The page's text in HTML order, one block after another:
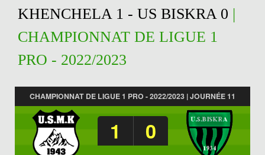
KHENCHELA 1 - US BISKRA 0 |
CHAMPIONNAT DE LIGUE 1
PRO - 2022/2023
CHAMPIONNAT DE LIGUE 1 PRO - 2022/2023 | JOURNÉE 11
1 0